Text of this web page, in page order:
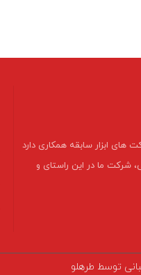
شرکت های ابزار سابقه همکاری دارد
شرکت ما در این راستای و
توسط طرهلو